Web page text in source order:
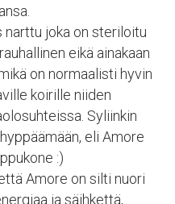
narttu joka on steriloitu
eikä ainakaan
on normaalisti hyvin
koirille niiden
Syliinkin
eli Amore
:)
Amore on silti nuori
ja säihkettä,